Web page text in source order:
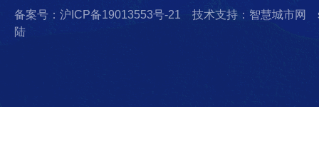
备案号：沪ICP备19013553号-21 技术支持：智慧城市网
陆